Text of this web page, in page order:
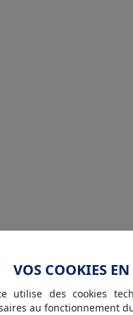
VOS COOKIES
utilise des cookies
au fonctionnement